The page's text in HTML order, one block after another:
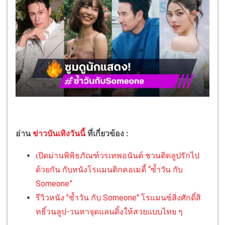
อ่านข่าวบันเทิงวันนี้ ที่เกี่ยวข้อง :
เปิดม่านพิพิธภัณฑ์วรเทพอนันต์ ชวนติดลูปรักไป
ด้วยกัน กับหนังโรแมนติกคอเมดี้ “ซ้ำวัน กับ
Someone”
รีวิวหนัง "ซ้ำวัน กับ Someone" โรแมนซ์สิ่งศักดิ์สิ
ทธิ์วนลูป-วนหาจุดแลนดิ้งให้สวยแบบไทย ๆ